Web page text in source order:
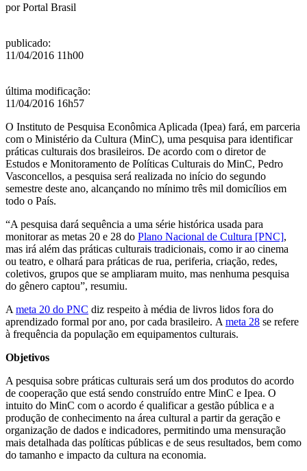
porPortal Brasil
publicado:
11/04/2016 11h00
última modificação:
11/04/2016 16h57
O Instituto de Pesquisa Econômica Aplicada (Ipea) fará, em parceria
com o Ministério da Cultura (MinC), uma pesquisa para identificar
práticas culturais dos brasileiros. De acordo com o diretor de
Estudos e Monitoramento de Políticas Culturais do MinC, Pedro
Vasconcellos, a pesquisa será realizada no início do segundo
semestre deste ano, alcançando no mínimo três mil domicílios em
todo o País.
“A pesquisa dará sequência a uma série histórica usada para
monitorar as metas 20 e 28 do Plano Nacional de Cultura [PNC],
mas irá além das práticas culturais tradicionais, como ir ao cinema
ou teatro, e olhará para práticas de rua, periferia, criação, redes,
coletivos, grupos que se ampliaram muito, mas nenhuma pesquisa
do gênero captou”, resumiu.
A meta 20 do PNC diz respeito à média de livros lidos fora do
aprendizado formal por ano, por cada brasileiro. A meta 28 se refere
à frequência da população em equipamentos culturais.
Objetivos
A pesquisa sobre práticas culturais será um dos produtos do acordo
de cooperação que está sendo construído entre MinC e Ipea. O
intuito do MinC com o acordo é qualificar a gestão pública e a
produção de conhecimento na área cultural a partir da geração e
organização de dados e indicadores, permitindo uma mensuração
mais detalhada das políticas públicas e de seus resultados, bem como
do tamanho e impacto da cultura na economia.